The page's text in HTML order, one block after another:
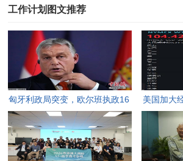
工作计划图文推荐
匈牙利政局突变，欧尔班执政16
年终结。
美国加大
返100
跌，日